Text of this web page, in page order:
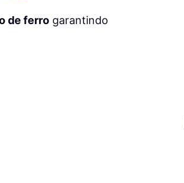
de ferrogarantindo